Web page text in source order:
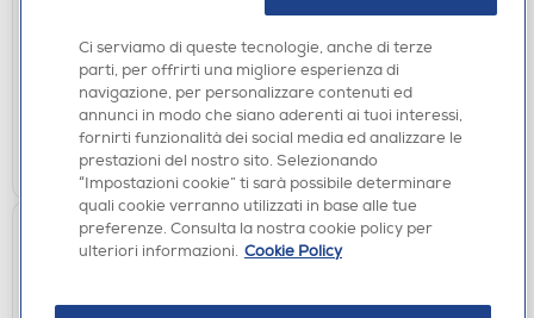
Acquisto online:disponibile
Ritiro in negozio in 30' gratuito:verifica
AGGIUNGI
Ci serviamo di queste tecnologie, anche di terze
parti, per offrirti una migliore esperienza di
navigazione, per personalizzare contenuti ed
annunci in modo che siano aderenti ai tuoi interessi,
fornirti funzionalità dei social media ed analizzare le
prestazioni del nostro sito. Selezionando
“Impostazioni cookie” ti sarà possibile determinare
quali cookie verranno utilizzati in base alle tue
preferenze. Consulta la nostra cookie policy per
ulteriori informazioni. Cookie Policy